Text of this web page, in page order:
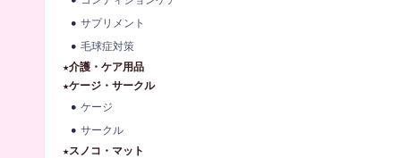
サプリメント
毛球症対策
★介護・ケア用品
★ケージ・サークル
ケージ
サークル
★スノコ・マット